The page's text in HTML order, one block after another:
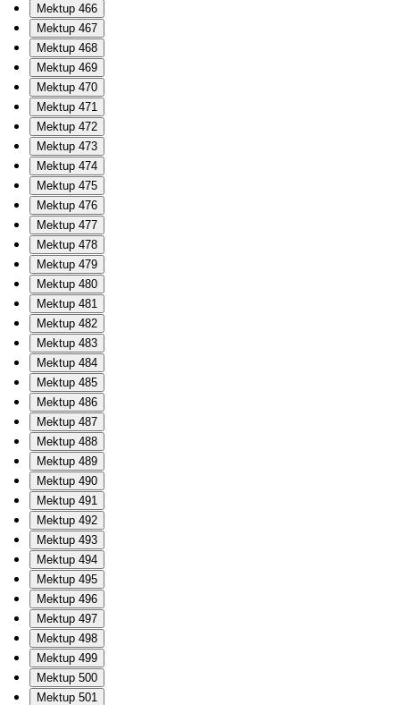
Mektup 466
Mektup 467
Mektup 468
Mektup 469
Mektup 470
Mektup 471
Mektup 472
Mektup 473
Mektup 474
Mektup 475
Mektup 476
Mektup 477
Mektup 478
Mektup 479
Mektup 480
Mektup 481
Mektup 482
Mektup 483
Mektup 484
Mektup 485
Mektup 486
Mektup 487
Mektup 488
Mektup 489
Mektup 490
Mektup 491
Mektup 492
Mektup 493
Mektup 494
Mektup 495
Mektup 496
Mektup 497
Mektup 498
Mektup 499
Mektup 500
Mektup 501